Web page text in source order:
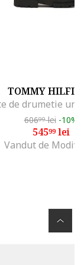
TOMMY
60699lei -10%
54599lei
Vandut de